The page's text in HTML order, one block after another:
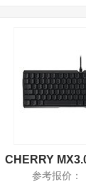
参考报价：